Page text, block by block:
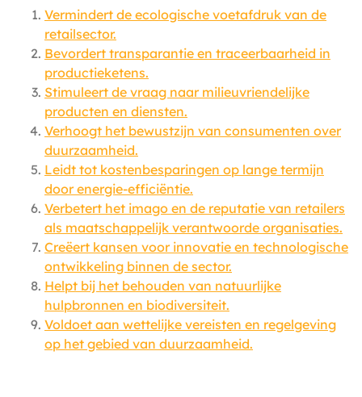
Vermindert de ecologische voetafdruk van de
retailsector.
Bevordert transparantie en traceerbaarheid in
productieketens.
Stimuleert de vraag naar milieuvriendelijke
producten en diensten.
Verhoogt het bewustzijn van consumenten over
duurzaamheid.
Leidt tot kostenbesparingen op lange termijn
door energie-efficiëntie.
Verbetert het imago en de reputatie van retailers
als maatschappelijk verantwoorde organisaties.
Creëert kansen voor innovatie en technologische
ontwikkeling binnen de sector.
Helpt bij het behouden van natuurlijke
hulpbronnen en biodiversiteit.
Voldoet aan wettelijke vereisten en regelgeving
op het gebied van duurzaamheid.